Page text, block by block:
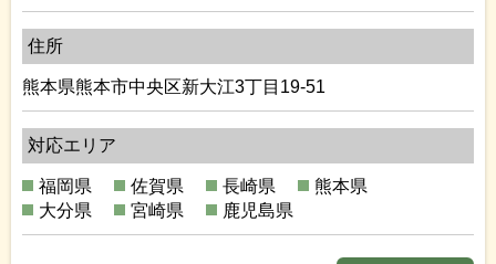
住所
熊本県熊本市中央区新大江3丁目19-51
対応エリア
福岡県 佐賀県 長崎県
熊本県
大分県
宮崎県 鹿児島県